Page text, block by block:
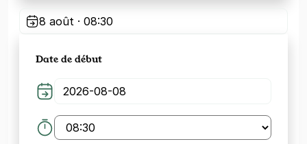
8 août · 08:30
Date de début